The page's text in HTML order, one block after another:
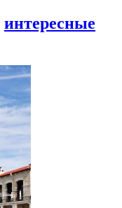
интересные